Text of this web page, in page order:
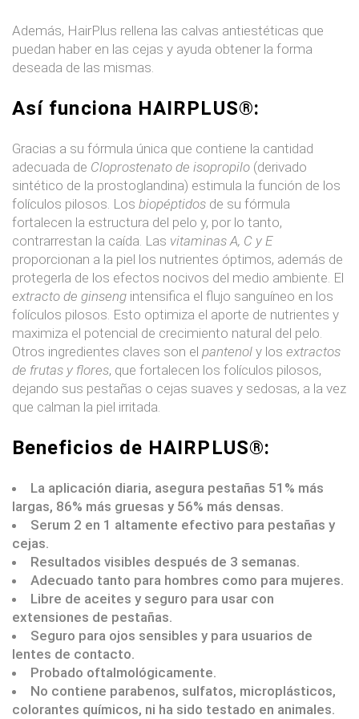
Además, HairPlus rellena las calvas antiestéticas que
puedan haber en las cejas y ayuda obtener la forma
deseada de las mismas.
Así funciona HAIRPLUS®:
Gracias a su fórmula única que contiene la cantidad
adecuada de Cloprostenato de isopropilo (derivado
sintético de la prostoglandina) estimula la función de los
folículos pilosos. Los biopéptidos de su fórmula
fortalecen la estructura del pelo y, por lo tanto,
contrarrestan la caída. Las vitaminas A, C y E
proporcionan a la piel los nutrientes óptimos, además de
protegerla de los efectos nocivos del medio ambiente. El
extracto de ginseng intensifica el flujo sanguíneo en los
folículos pilosos. Esto optimiza el aporte de nutrientes y
maximiza el potencial de crecimiento natural del pelo.
Otros ingredientes claves son el pantenol y los extractos
de frutas y flores, que fortalecen los folículos pilosos,
dejando sus pestañas o cejas suaves y sedosas, a la vez
que calman la piel irritada.
Beneficios de HAIRPLUS®:
La aplicación diaria, asegura pestañas 51% más
largas, 86% más gruesas y 56% más densas.
Serum 2 en 1 altamente efectivo para pestañas y
cejas.
Resultados visibles después de 3 semanas.
Adecuado tanto para hombres como para mujeres.
Libre de aceites y seguro para usar con
extensiones de pestañas.
Seguro para ojos sensibles y para usuarios de
lentes de contacto.
Probado oftalmológicamente.
No contiene parabenos, sulfatos, microplásticos,
colorantes químicos, ni ha sido testado en animales.